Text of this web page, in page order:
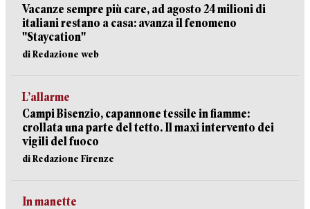
Vacanze sempre più care, ad agosto 24 milioni di
italiani restano a casa: avanza il fenomeno
"Staycation"
di Redazione web
L’allarme
Campi Bisenzio, capannone tessile in fiamme:
crollata una parte del tetto. Il maxi intervento dei
vigili del fuoco
di Redazione Firenze
In manette